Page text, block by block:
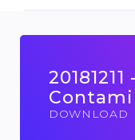
DOWNLOAD